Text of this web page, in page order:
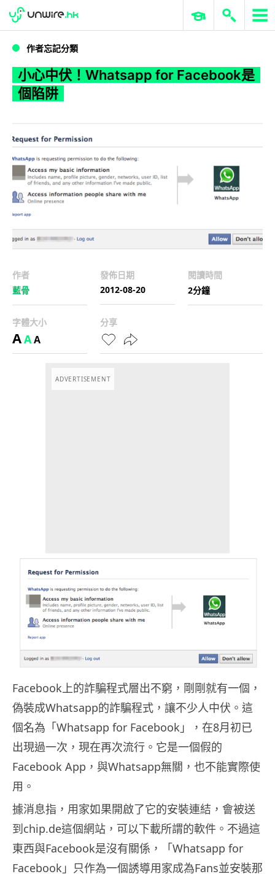
WWDC 2026 ERP 與商業 AI
作者忘記分類
小心中伏！Whatsapp for Facebook是
個陷阱
作者
藍骨
發佈日期
2012-08-20
閱讀時間
2分鐘
字體大小
AAA
分享
ADVERTISEMENT
Facebook上的詐騙程式層出不窮，剛剛就有一個，
偽裝成Whatsapp的詐騙程式，讓不少人中伏。這
個名為「Whatsapp for Facebook」，在8月初已
出現過一次，現在再次流行。它是一個假的
Facebook App，與Whatsapp無關，也不能實際使
用。
據消息指，用家如果開啟了它的安裝連結，會被送
到chip.de這個網站，可以下載所謂的軟件。不過這
東西與Facebook是沒有關係，「Whatsapp for
Facebook」只作為一個誘導用家成為Fans並安裝那